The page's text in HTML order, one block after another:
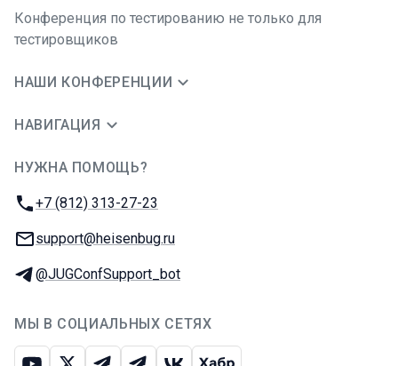
Конференция по тестированию не только для
тестировщиков
НАШИ КОНФЕРЕНЦИИ
НАВИГАЦИЯ
НУЖНА ПОМОЩЬ?
Телефон:
+7 (812) 313-27-23
E-mail:
support@heisenbug.ru
Телеграм:
@JUGConfSupport_bot
МЫ В СОЦИАЛЬНЫХ СЕТЯХ